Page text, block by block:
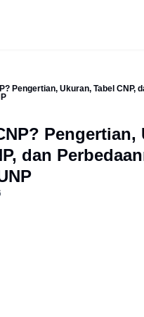
Pengertian, Ukuran, Tabel CNP,
Pengertian,
dan